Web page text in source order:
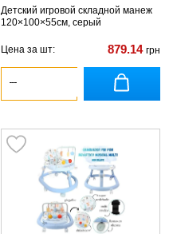
Детский игровой складной манеж
120×100×55см, серый
Цена за шт: 879.14 грн